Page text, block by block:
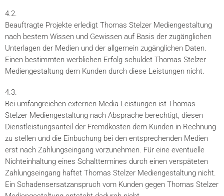
4.2.
Beauftragte Projekte erledigt Thomas Stelzer Mediengestaltung
nach bestem Wissen und Gewissen auf Basis der zugänglichen
Unterlagen der Medien und der allgemein zugänglichen Daten.
Einen bestimmten werblichen Erfolg schuldet Thomas Stelzer
Mediengestaltung dem Kunden durch diese Leistungen nicht.
4.3.
Bei umfangreichen externen Media-Leistungen ist Thomas
Stelzer Mediengestaltung nach Absprache berechtigt, diesen
Dienstleistungsanteil der Fremdkosten dem Kunden in Rechnung
zu stellen und die Einbuchung bei den entsprechenden Medien
erst nach Zahlungseingang vorzunehmen. Für eine eventuelle
Nichteinhaltung eines Schalttermines durch einen verspäteten
Zahlungseingang haftet Thomas Stelzer Mediengestaltung nicht.
Ein Schadensersatzanspruch vom Kunden gegen Thomas Stelzer